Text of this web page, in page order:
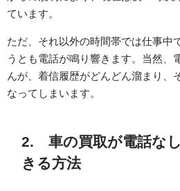
ています。
ただ、それ以外の時間帯では仕事中
うとも電話が鳴り響きます。当然、
んが、着信履歴がどんどん溜まり、
なってしまいます。
2. 車の買取が電話な
きる方法